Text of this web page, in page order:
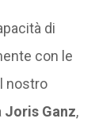
di
con le
nostro
Joris Ganz,